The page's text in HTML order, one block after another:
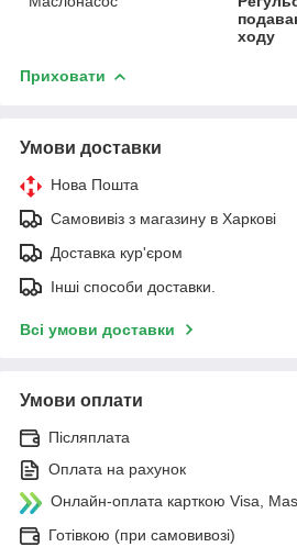
ходу
Приховати
Умови доставки
Нова Пошта
Самовивіз з магазину в Харкові
Доставка кур'єром
Інші способи доставки.
Всі умови доставки
Умови оплати
Післяплата
Оплата на рахунок
Онлайн-оплата карткою Visa,
Готівкою (при самовивозі)